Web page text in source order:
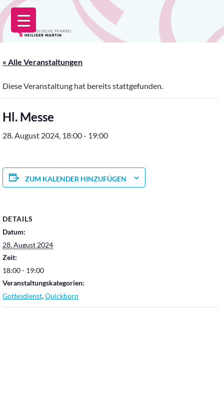
Zum
Inhalt
springen
« Alle Veranstaltungen
Diese Veranstaltung hat bereits stattgefunden.
Hl. Messe
28. August 2024, 18:00- 19:00
ZUM KALENDER HINZUFÜGEN
DETAILS
Datum:
28. August 2024
Zeit:
18:00 - 19:00
Veranstaltungskategorien:
Gottesdienst,Quickborn